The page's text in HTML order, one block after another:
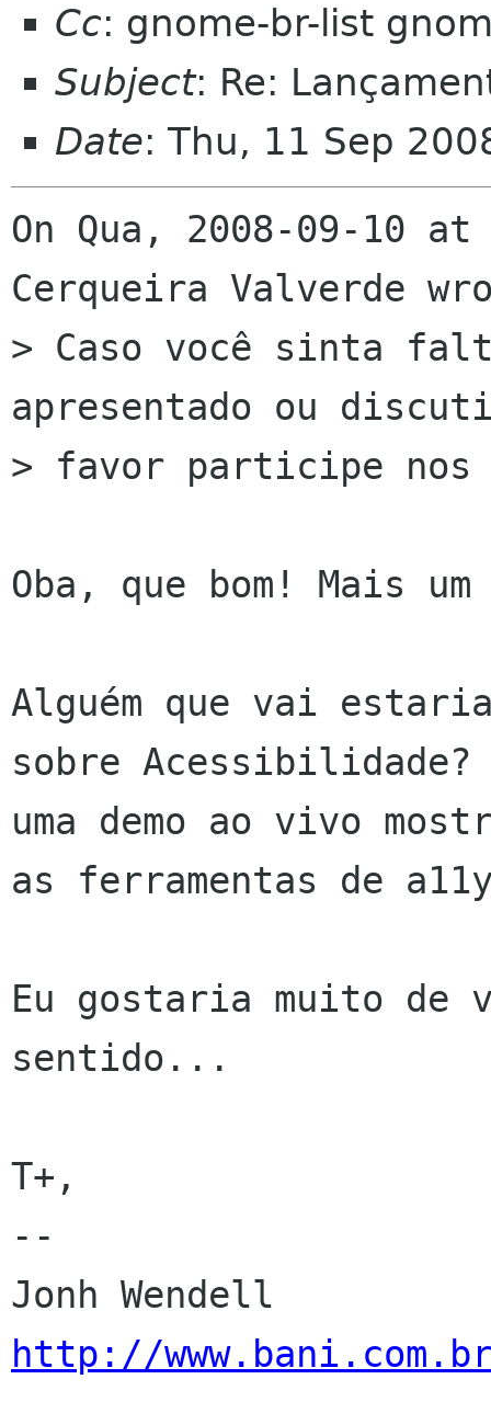
Cc: gnome-br-list
Subject: Re:
Date: Thu, 11 Sep
On Qua, 2008-09-10
Cerqueira Valverde
> Caso você sinta
apresentado ou
> favor participe nos
Oba, que bom! Mais um
Alguém que vai
sobre Acessibilidade?
uma demo ao vivo
as ferramentas de
Eu gostaria muito de
sentido...
T+,
--
http://